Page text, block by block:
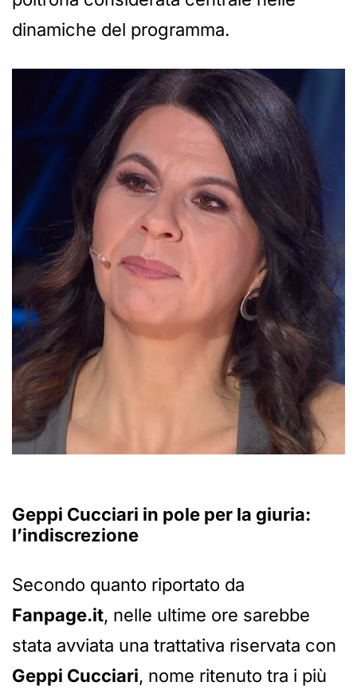
dinamiche del programma.
Geppi Cucciari in pole per la giuria:
l’indiscrezione
Secondo quanto riportato da
Fanpage.it, nelle ultime ore sarebbe
stata avviata una trattativa riservata con
Geppi Cucciari, nome ritenuto tra i più